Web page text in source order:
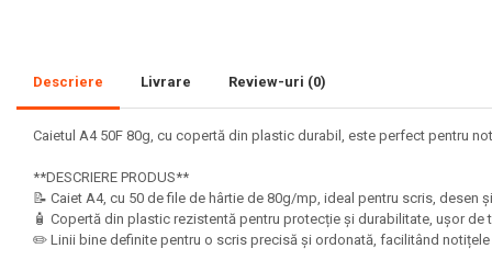
Pensule cu rezervor
Pensule scolare bucata
Pensule scolare set
Foarfece pentru copii
Hartie si carton colorate
Descriere Livrare Review-uri (0)
Caietul A4 50F 80g, cu copertă din plastic durabil, este perfect pentru
**DESCRIERE PRODUS**
📝 Caiet A4, cu 50 de file de hârtie de 80g/mp, ideal pentru scris, desen
🧴 Copertă din plastic rezistentă pentru protecție și durabilitate, ușor
✏️ Linii bine definite pentru o scris precisă și ordonată, facilitând notițele